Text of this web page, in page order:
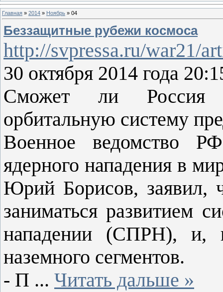
Главная » 2014 » Ноябрь » 04
Беззащитные рубежи космоса
http://svpressa.ru/war21/
30 октября 2014 года
Сможет ли Россия
орбитальную систему
Военное ведомство РФ
ядерного нападения в
Юрий Борисов, заявил,
заниматься развитием
нападении (СПРН), и,
наземного сегментов.
- П ... Читать дальше »